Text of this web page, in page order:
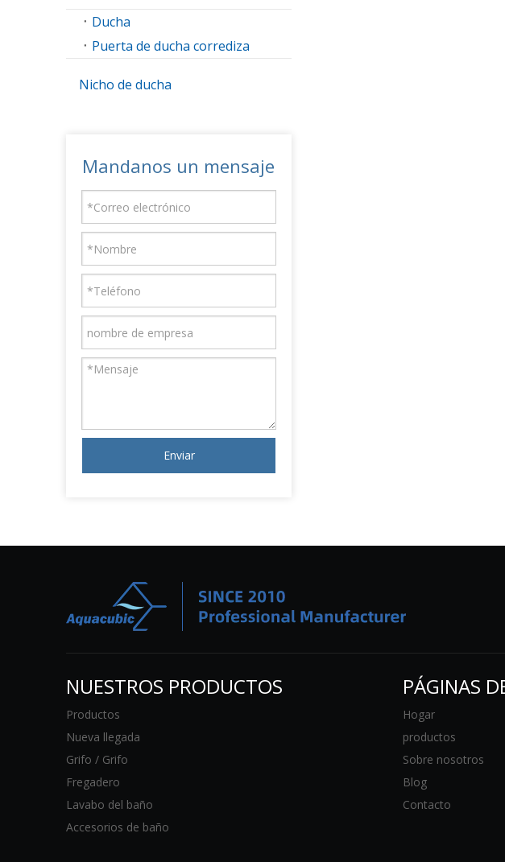
Ducha
Puerta de ducha corrediza
Nicho de ducha
Mandanos un mensaje
Enviar
NUESTROS PRODUCTOS
Productos
Nueva llegada
Grifo / Grifo
Fregadero
Lavabo del baño
Accesorios de baño
PÁGINAS
Hogar
productos
Sobre nosotros
Blog
Contacto